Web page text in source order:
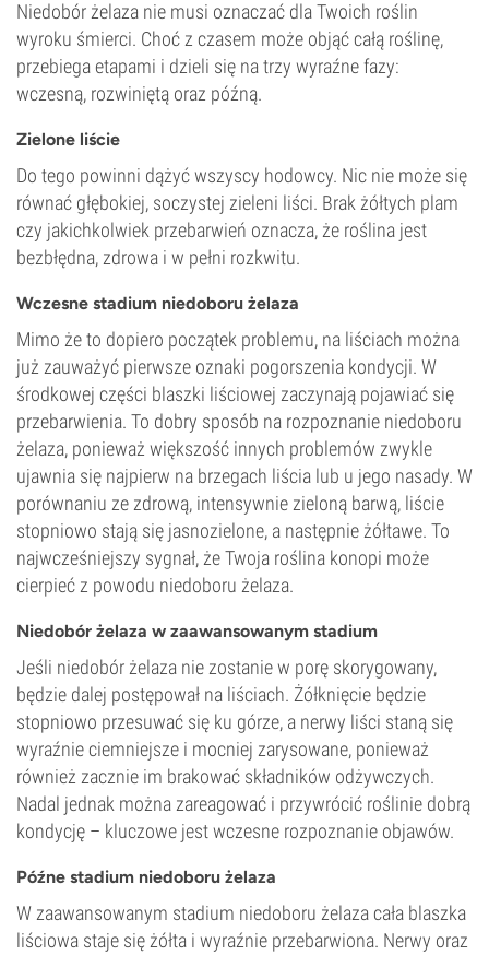
Niedobór żelaza nie musi oznaczać dla Twoich roślin
wyroku śmierci. Choć z czasem może objąć całą roślinę,
przebiega etapami i dzieli się na trzy wyraźne fazy:
wczesną, rozwiniętą oraz późną.
Zielone liście
Do tego powinni dążyć wszyscy hodowcy. Nic nie może się
równać głębokiej, soczystej zieleni liści. Brak żółtych plam
czy jakichkolwiek przebarwień oznacza, że roślina jest
bezbłędna, zdrowa i w pełni rozkwitu.
Wczesne stadium niedoboru żelaza
Mimo że to dopiero początek problemu, na liściach można
już zauważyć pierwsze oznaki pogorszenia kondycji. W
środkowej części blaszki liściowej zaczynają pojawiać się
przebarwienia. To dobry sposób na rozpoznanie niedoboru
żelaza, ponieważ większość innych problemów zwykle
ujawnia się najpierw na brzegach liścia lub u jego nasady. W
porównaniu ze zdrową, intensywnie zieloną barwą, liście
stopniowo stają się jasnozielone, a następnie żółtawe. To
najwcześniejszy sygnał, że Twoja roślina konopi może
cierpieć z powodu niedoboru żelaza.
Niedobór żelaza w zaawansowanym stadium
Jeśli niedobór żelaza nie zostanie w porę skorygowany,
będzie dalej postępował na liściach. Żółknięcie będzie
stopniowo przesuwać się ku górze, a nerwy liści staną się
wyraźnie ciemniejsze i mocniej zarysowane, ponieważ
również zacznie im brakować składników odżywczych.
Nadal jednak można zareagować i przywrócić roślinie dobrą
kondycję – kluczowe jest wczesne rozpoznanie objawów.
Późne stadium niedoboru żelaza
W zaawansowanym stadium niedoboru żelaza cała blaszka
liściowa staje się żółta i wyraźnie przebarwiona. Nerwy oraz